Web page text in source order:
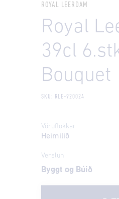
ROYAL LEERDAM
Royal
39cl
Bouquet
SKU: RLE-920024
Vöruflokkar
Heimilið
Verslun
Byggt og Búið